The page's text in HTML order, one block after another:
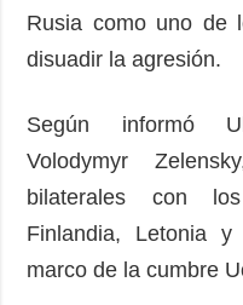
Rusia como uno de
disuadir la agresión.
Según informó
Volodymyr
bilaterales con
Finlandia, Letonia
marco de la cumbre